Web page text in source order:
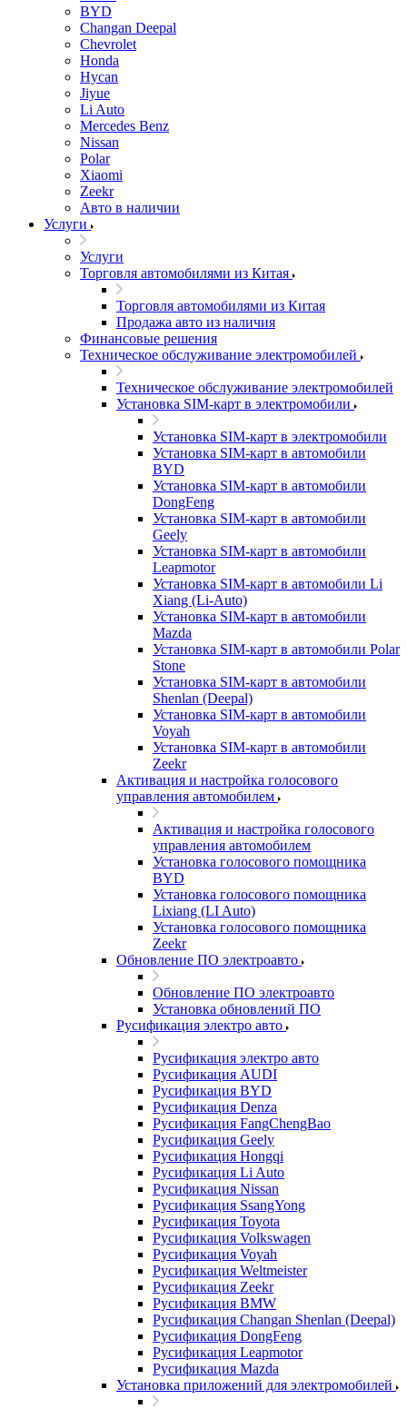
BYD
Changan Deepal
Chevrolet
Honda
Hycan
Jiyue
Li Auto
Mercedes Benz
Nissan
Polar
Xiaomi
Zeekr
Авто в наличии
Услуги
Услуги
Торговля автомобилями из Китая
Торговля автомобилями из Китая
Продажа авто из наличия
Финансовые решения
Техническое обслуживание электромобилей
Техническое обслуживание электромобилей
Установка SIM-карт в электромобили
Установка SIM-карт в электромобили
Установка SIM-карт в автомобили
BYD
Установка SIM-карт в автомобили
DongFeng
Установка SIM-карт в автомобили
Geely
Установка SIM-карт в автомобили
Leapmotor
Установка SIM-карт в автомобили Li
Xiang (Li-Auto)
Установка SIM-карт в автомобили
Mazda
Установка SIM-карт в автомобили Polar
Stone
Установка SIM-карт в автомобили
Shenlan (Deepal)
Установка SIM-карт в автомобили
Voyah
Установка SIM-карт в автомобили
Zeekr
Активация и настройка голосового
управления автомобилем
Активация и настройка голосового
управления автомобилем
Установка голосового помощника
BYD
Установка голосового помощника
Lixiang (LI Auto)
Установка голосового помощника
Zeekr
Обновление ПО электроавто
Обновление ПО электроавто
Установка обновлений ПО
Русификация электро авто
Русификация электро авто
Русификация AUDI
Русификация BYD
Русификация Denza
Русификация FangChengBao
Русификация Geely
Русификация Hongqi
Русификация Li Auto
Русификация Nissan
Русификация SsangYong
Русификация Toyota
Русификация Volkswagen
Русификация Voyah
Русификация Weltmeister
Русификация Zeekr
Русификация BMW
Русификация Changan Shenlan (Deepal)
Русификация DongFeng
Русификация Leapmotor
Русификация Mazda
Установка приложений для электромобилей